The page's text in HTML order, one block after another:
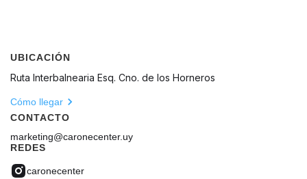
UBICACIÓN
Ruta Interbalnearia Esq. Cno. de los Horneros
Cómo llegar
CONTACTO
marketing@caronecenter.uy
REDES
caronecenter